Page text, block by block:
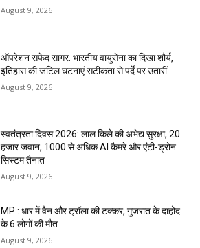
August 9, 2026
ऑपरेशन सफेद सागर: भारतीय वायुसेना का दिखा शौर्य,
इतिहास की जटिल घटनाएं सटीकता से पर्दे पर उतारीं
August 9, 2026
स्वतंत्रता दिवस 2026: लाल किले की अभेद्य सुरक्षा, 20
हजार जवान, 1000 से अधिक AI कैमरे और एंटी-ड्रोन
सिस्टम तैनात
August 9, 2026
MP : धार में वैन और ट्रॉला की टक्कर, गुजरात के दाहोद
के 6 लोगों की मौत
August 9, 2026